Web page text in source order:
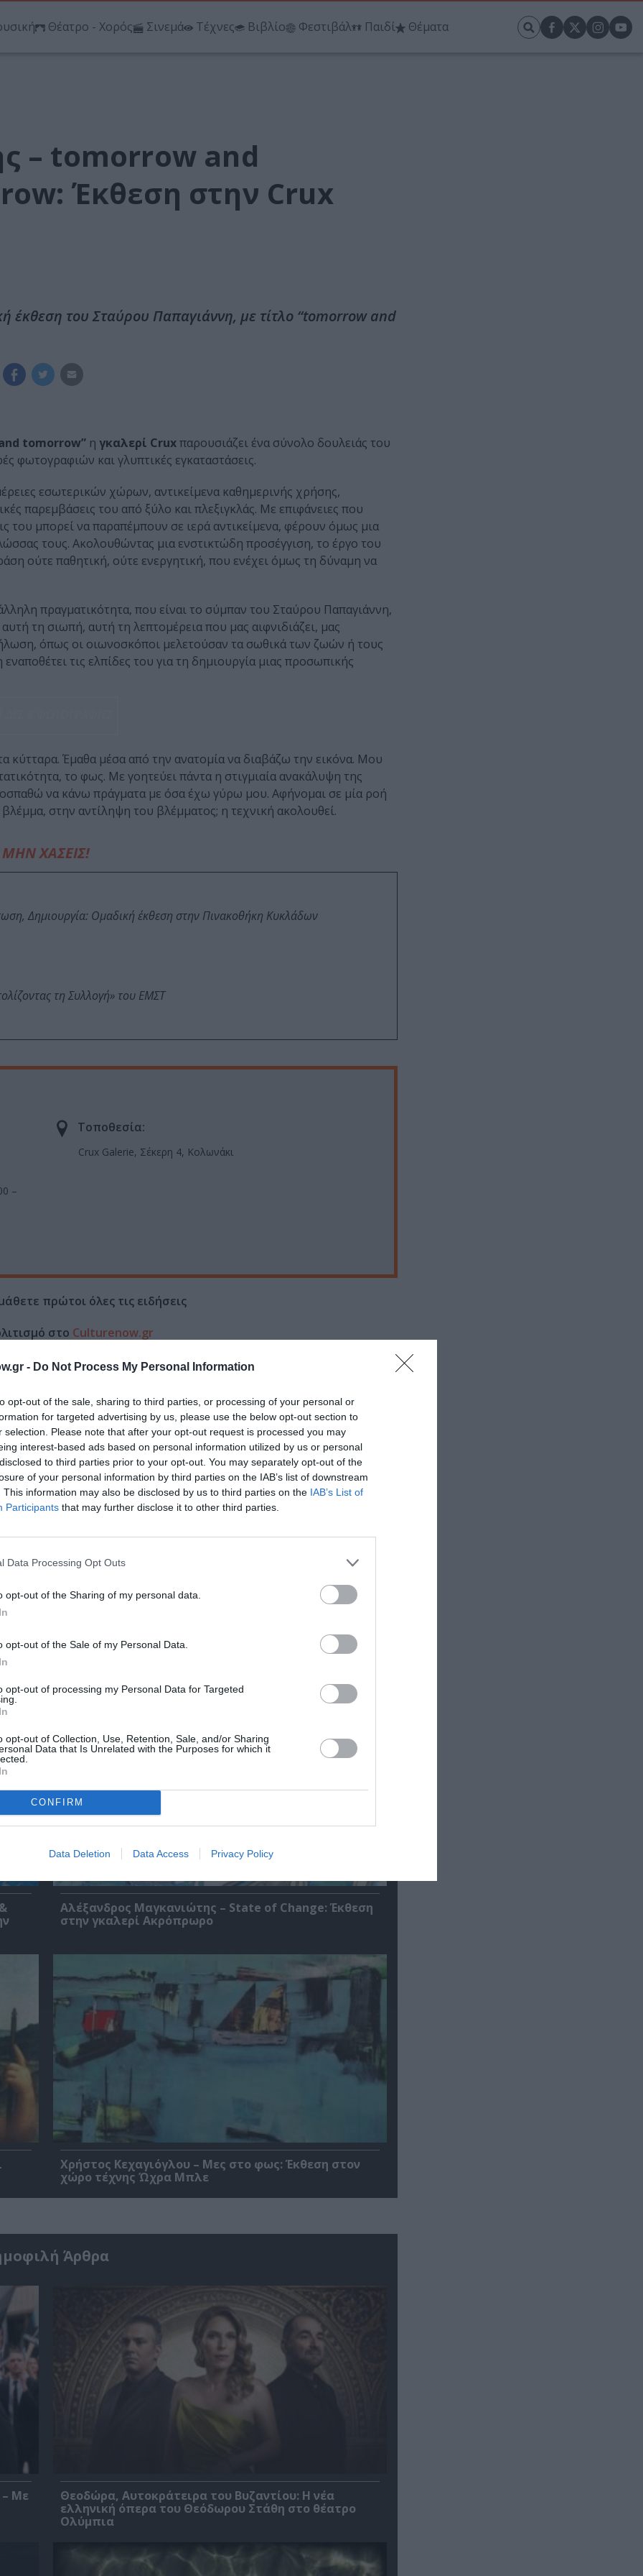
- Do Not Process My Personal Information
opt-out of the sale, sharing to third parties, or processing of your personal or
for targeted advertising by us, please use the below opt-out section to
selection. Please note that after your opt-out request is processed you may
interest-based ads based on personal information utilized by us or personal
to third parties prior to your opt-out. You may separately opt-out of the
of your personal information by third parties on the IAB’s list of downstream
This information may also be disclosed by us to third parties on the IAB’s List of
Participants that may further disclose it to other third parties.
Data Processing Opt Outs
opt-out of the Sharing of my personal data.
opt-out of the Sale of my Personal Data.
opt-out of processing my Personal Data for Targeted
opt-out of Collection, Use, Retention, Sale, and/or Sharing
Data that Is Unrelated with the Purposes for which it
CONFIRM
Data Deletion Data Access Privacy Policy
Θέατρο - Χορός Σινεμά Τέχνες Βιβλίο Φεστιβάλ Παιδί Θέματα
– tomorrow and
Έκθεση στην Crux
έκθεση του Σταύρου Παπαγιάννη, με τίτλο “tomorrow and
tomorrow” η γκαλερί Cruxπαρουσιάζει ένα σύνολο δουλειάς του
φωτογραφιών και γλυπτικές εγκαταστάσεις.
εσωτερικών χώρων, αντικείμενα καθημερινής χρήσης,
παρεμβάσεις του από ξύλο και πλεξιγκλάς. Με επιφάνειες που
του μπορεί να παραπέμπουν σε ιερά αντικείμενα, φέρουν όμως μια
τους. Ακολουθώντας μια ενστικτώδη προσέγγιση, το έργο του
ούτε παθητική, ούτε ενεργητική, που ενέχει όμως τη δύναμη να
πραγματικότητα, που είναι το σύμπαν του Σταύρου Παπαγιάννη,
τη σιωπή, αυτή τη λεπτομέρεια που μας αιφνιδιάζει, μας
όπως οι οιωνοσκόποι μελετούσαν τα σωθικά των ζωών ή τους
τις ελπίδες του για τη δημιουργία μιας προσωπικής
κύτταρα. Έμαθα μέσα από την ανατομία να διαβάζω την εικόνα. Μου
το φως. Με γοητεύει πάντα η στιγμιαία ανακάλυψη της
να κάνω πράγματα με όσα έχω γύρω μου. Αφήνομαι σε μία ροή
στην αντίληψη του βλέμματος; η τεχνική ακολουθεί.
ΜΗΝ ΧΑΣΕΙΣ!
Δημιουργία: Ομαδική έκθεση στην Πινακοθήκη Κυκλάδων
τη Συλλογή» του ΕΜΣΤ
–
Τοποθεσία:
Crux Galerie, Σέκερη 4, Κολωνάκι
πρώτοι όλες τις ειδήσεις
στο Culturenow.gr
ΔΩΡΕΑΝ ΕΚΔΗΛΩΣΕΙΣ
και τον Πολιτισμό!
Άρθρα
Αλέξανδρος Μαγκανιώτης – State of Change: Έκθεση
στην γκαλερί Ακρόπρωρο
Χρήστος Κεχαγιόγλου – Μες στο φως: Έκθεση στον
χώρο τέχνης Ώχρα Μπλε
Άρθρα
– Με
Θεοδώρα, Αυτοκράτειρα του Βυζαντίου: Η νέα
ελληνική όπερα του Θεόδωρου Στάθη στο θέατρο
Ολύμπια